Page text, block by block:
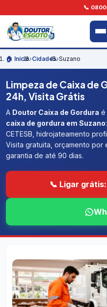
📞
🏠 Início›Cidades›Suzano
Limpeza de Caixa de
24h, Visita Grátis
A Doutor Caixa de Gordura é
caixa de gordura em Suzano
CETESB, hidrojateamento
Visita gratuita, orçamento por
garantia de até 90 dias.
📞 Ligar